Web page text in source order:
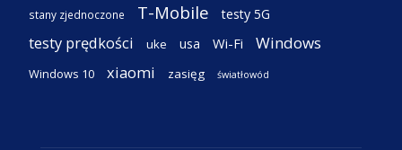
stany zjednoczone T-Mobile testy 5G
testy prędkości uke usa Wi-Fi Windows
Windows 10 xiaomi zasięg światłowód